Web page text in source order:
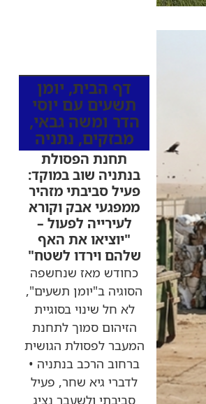
דף הבית, יומן
תשעים עם יוסי
הדר ומשה גבאי,
מבזקים, נתניה
תחנת הפסולת
בנתניה שוב במוקד:
פעיל סביבתי מזהיר
ממפגעי אבק וקורא
לעירייה לפעול –
"יוציאו את האף
שלהם וירדו לשטח"
כחודש מאז שנחשפה
הסוגיה ב"יומן תשעים",
לא חל שינוי בסוגיית
הזיהום סמוך לתחנת
המעבר לפסולת הגושית
ברחוב הרכב בנתניה •
לדברי גיא שחר, פעיל
סביבתי ולשעבר נציג